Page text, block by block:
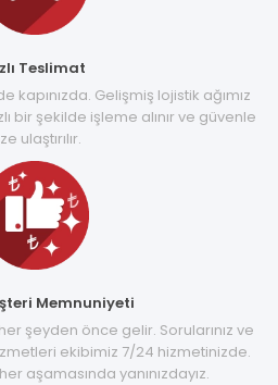
Teslimat
kapınızda. Gelişmiş lojistik ağımız
bir şekilde işleme alınır ve güvenle
ulaştırılır.
Memnuniyeti
şeyden önce gelir. Sorularınız ve
ekibimiz 7/24 hizmetinizde.
aşamasında yanınızdayız.